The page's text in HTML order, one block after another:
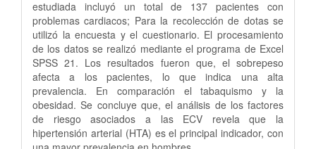
estudiada incluyó un total de 137 pacientes con
problemas cardiacos; Para la recolección de dotas se
utilizó la encuesta y el cuestionario. El procesamiento
de los datos se realizó mediante el programa de Excel
SPSS 21. Los resultados fueron que, el sobrepeso
afecta a los pacientes, lo que indica una alta
prevalencia. En comparación el tabaquismo y la
obesidad. Se concluye que, el análisis de los factores
de riesgo asociados a las ECV revela que la
hipertensión arterial (HTA) es el principal indicador, con